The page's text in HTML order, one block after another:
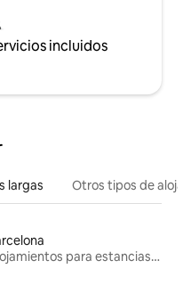
incluidos
largas Otros tipos de
Alojamientos para estancias largas